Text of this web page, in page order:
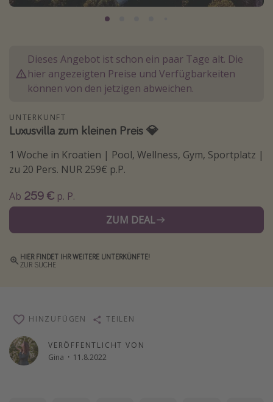
Gambia
Reisethemen
Alle Reisethemen
Städtereisen
Strandurlaub
Wellnessurlaub
Abenteuerurlaub
Kurzurlaub
Skiurlaub
Weitere Themen
Digital Nomad Tipps
Beste Reiseziele 20225
Dieses Angebot ist schon ein paar Tage alt. Die
hier angezeigten Preise und Verfügbarkeiten
können von den jetzigen abweichen.
UNTERKUNFT
Luxusvilla zum kleinen Preis 💎
1 Woche in Kroatien | Pool, Wellness, Gym, Sportplatz |
zu 20 Pers. NUR 259€ p.P.
Ab 259 € p. P.
ZUM DEAL
HIER FINDET IHR WEITERE UNTERKÜNFTE!
ZUR SUCHE
VERÖFFENTLICHT VON
Gina · 11.8.2022
HINZUFÜGEN TEILEN